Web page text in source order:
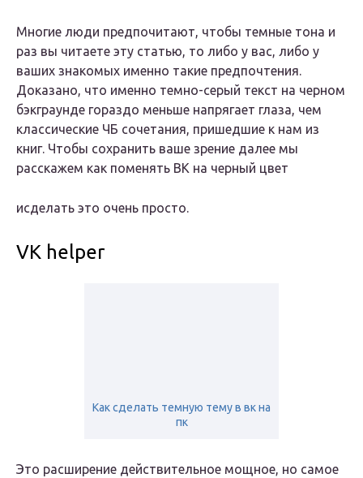
Многие люди предпочитают, чтобы темные тона и
раз вы читаете эту статью, то либо у вас, либо у
ваших знакомых именно такие предпочтения.
Доказано, что именно темно-серый текст на черном
бэкграунде гораздо меньше напрягает глаза, чем
классические ЧБ сочетания, пришедшие к нам из
книг. Чтобы сохранить ваше зрение далее мы
расскажем как поменять ВК на черный цвет
исделать это очень просто.
VK helper
Как сделать темную тему в вк на
пк
Это расширение действительное мощное, но самое